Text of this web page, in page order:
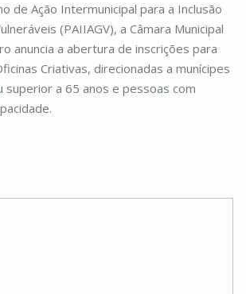
de Ação Intermunicipal para a Inclusão
(PAIIAGV), a Câmara Municipal
anuncia a abertura de inscrições para
Criativas, direcionadas a munícipes
superior a 65 anos e pessoas com